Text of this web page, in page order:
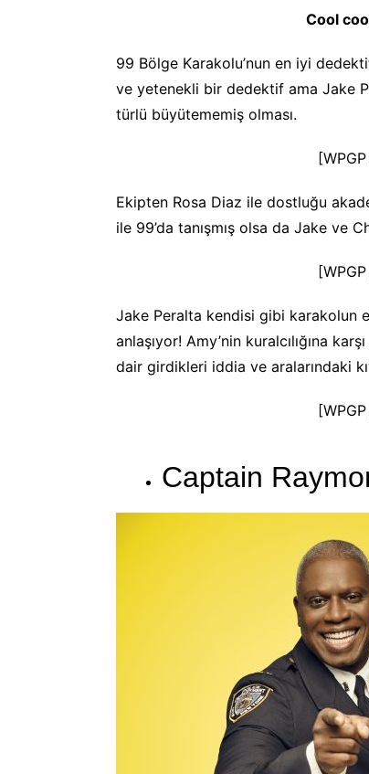
Cool
99 Bölge Karakolu’nun en iyi
ve yetenekli bir dedektif ama Jake
türlü büyütememiş olması.
Ekipten Rosa Diaz ile dostluğu
ile 99’da tanışmış olsa da Jake ve
Jake Peralta kendisi gibi karakolun
anlaşıyor! Amy’nin kuralcılığına
dair girdikleri iddia ve aralarındaki
Captain